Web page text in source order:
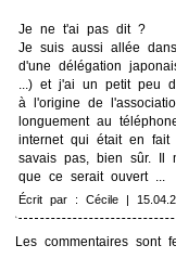
Je ne t'ai pas dit ?
Je suis aussi allée
d'une délégation
...) et j'ai un petit peu
à l'origine de
longuement au
internet qui était en
savais pas, bien sûr. Il
que ce serait ouvert ...
Écrit par : Cécile |
Les commentaires sont